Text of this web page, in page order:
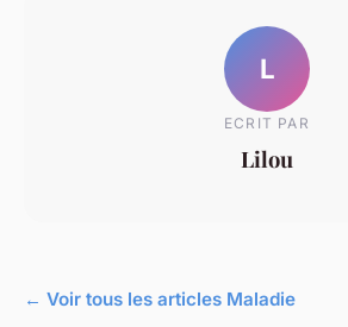
L
ECRIT PAR
Lilou
← Voir tous les articles Maladie